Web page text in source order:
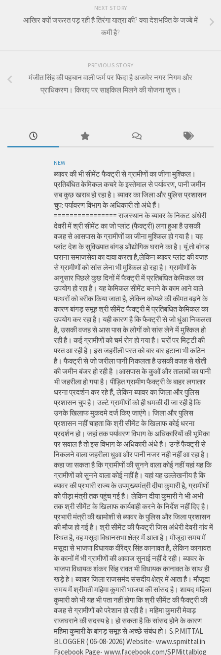
NEXT STORY
आखिर क्यों जरूरत पड़ रही है तिरंगा यात्रा की? क्या देशभक्ति के जज्बे में
कमी है?
PREVIOUS STORY
मंजीत सिंह की पहचान वाली फर्म पर फिदा है अजमेर नगर निगम और
प्राधिकरण। किराए पर साइकिल मिलने की योजना शुरू।
NEW
ब्यावर की भी सीमेंट फैक्ट्री से ग्रामीणों का जीना मुश्किल।
प्रतिबंधित केमिकल कचरे के इस्तेमाल से पर्यावरण, पानी जमीन
सब कुछ खराब हो रहा है। ब्यावर का जिला और पुलिस प्रशासन
चुप: पर्यावरण विभाग के अधिकारी तो अंधे हैं।
================ राजस्थान के ब्यावर के निकट अंधेरी
देवरी में श्री सीमेंट का जो प्लांट (फैक्ट्री) लगा हुआ है उसकी
वजह से आसपास के ग्रामीणों का जीना मुश्किल हो गया है। यह
प्लांट देश के सुविख्यात बांगड़ औद्योगिक घराने का है। यूं तो बांगड़
घराना समाजसेवा का दावा करता है,लेकिन ब्यावर प्लांट की वजह
से ग्रामीणों को सांस लेना भी मुश्किल हो रहा है। ग्रामीणों के
अनुसार पिछले कुछ दिनों में फैक्ट्री में प्रतिबंधित केमिकल का
उपयोग हो रहा है। यह केमिकल सीमेंट बनाने के काम आने वाले
पत्थरों को बरीक किया जाता है, लेकिन कोयले की कीमत बढ़ने के
कारण बांगड़ समूह श्री सीमेंट फैक्ट्री में प्रतिबंधित केमिकल का
उपयोग कर रहा है। यही कारण है कि फैक्ट्री से जो धुंआ निकलता
है, उसकी वजह से आस पास के लोगों को सांस लेने में मुश्किल हो
रही है। कई ग्रामीणों को चर्म रोग हो गया है। घरों पर मिट्टी की
परत आ रही है। इस जहरीली परत को बार बार हटाना भी कठिन
है। फैक्ट्री से जो जरीला पानी निकलता है उसकी वजह से खेती
की जमीन बंजर हो रही है ।आसपास के कुओं और तालाबों का पानी
भी जहरीला हो गया है। पीड़ित ग्रामीण फैक्ट्री के बाहर लगातार
धरना प्रदर्शन कर रहे हैं, लेकिन ब्यावर का जिला और पुलिस
प्रशासन चुप है। उल्टे ग्रामीणों को ही धमकी दी जा रही है कि
उनके खिलाफ मुकदमे दर्ज किए जाएंगे। जिला और पुलिस
प्रशासन नहीं चाहता कि श्री सीमेंट के खिलाफ कोई धरना
प्रदर्शन हो। जहां तक पर्यावरण विभाग के अधिकारियों की भूमिका
पर सवाल है तो इस विभाग के अधिकारी अंधे है। उन्हें फैक्ट्री से
निकलने वाला जहरीला धुआ और पानी नजर नही नहीं आ रहा है।
कहा जा सकता है कि ग्रामीणों की सुनने वाला कोई नहीं यहां यह कि
ग्रामीणों को सुनने वाला कोई नहीं है। यहां यह उल्लेखनीय है कि
ब्यावर की प्रभारी राज्य के उपमुख्यमंत्री दीया कुमारी है, ग्रामीणों
को पीड़ा मंत्री तक पहुंच गई है। लेकिन दीया कुमारी ने भी अभी
तक श्री सीमेंट के खिलाफ कार्यवाही करने के निर्देश नहीं दिए है।
प्रभारी मंत्री की खामोशी से ब्यावर के पुलिस और जिला प्रशासन
की मौज हो गई है। श्री सीमेंट की फैक्ट्री जिस अंधेरी देवरी गांव में
स्थित है, वह मसूदा विधानसभा क्षेत्र में आता है। मौजूदा समय में
मसूदा से भाजपा विधायक वीरेंद्र सिंह कानावत है, लेकिन कानावत
के कानों में भी ग्रामीणों की आवाज सुनाई नहीं दे रही। ब्यावर के
भाजपा विधायक शंकर सिंह रावत भी विधायक कानावत के साथ ही
खड़े हे। ब्यावर जिला राजसमंद संसदीय क्षेत्र में आता है। मौजूदा
समय में श्रीमती महिमा कुमारी भाजपा की सांसद है। शायद महिला
कुमारी को भी यह भी पता नहीं होगा कि श्री सीमेंट की फैक्ट्री की
वजह से ग्रामीणों को परेशान हो रही है। महिमा कुमारी मेवाड़
राजघराने की सदस्य हे। हो सकता है कि सांसद होने के कारण
महिमा कुमारी के बांगड़ समूह से अच्छे संबंध हो। S.P.MITTAL
BLOGGER ( 06-08-2026) Website- www.spmittal.in
Facebook Page- www.facebook.com/SPMittalblog